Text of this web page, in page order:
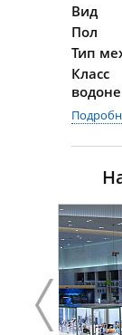
Вид
Пол
Тип
Класс